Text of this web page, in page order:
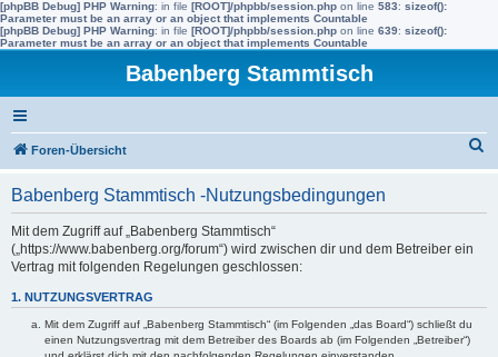
[phpBB Debug] PHP Warning: in file [ROOT]/phpbb/session.php on line 583: sizeof():
Parameter must be an array or an object that implements Countable
[phpBB Debug] PHP Warning: in file [ROOT]/phpbb/session.php on line 639: sizeof():
Parameter must be an array or an object that implements Countable
Babenberg Stammtisch
Foren-Übersicht
Babenberg Stammtisch -Nutzungsbedingungen
Mit dem Zugriff auf „Babenberg Stammtisch“
(„https://www.babenberg.org/forum“) wird zwischen dir und dem Betreiber ein
Vertrag mit folgenden Regelungen geschlossen:
1. NUTZUNGSVERTRAG
Mit dem Zugriff auf „Babenberg Stammtisch“ (im Folgenden „das Board“) schließt du
einen Nutzungsvertrag mit dem Betreiber des Boards ab (im Folgenden „Betreiber“)